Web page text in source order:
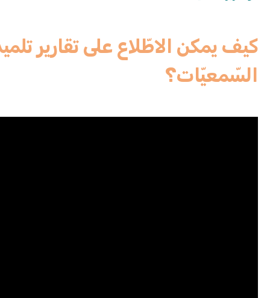
كيف يمكن الاطّلاع على تقارير
السّمعيّات؟